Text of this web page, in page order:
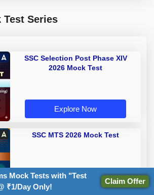
Test Series
SSC Selection Post Phase XIV
2026 Mock Test
Explore Now
SSC MTS 2026 Mock Test
Mock Tests with "Test
₹1/Day Only!
Claim Offer